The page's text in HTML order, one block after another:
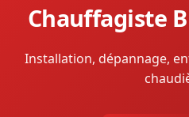
Chauffagiste
Installation, dépannage,